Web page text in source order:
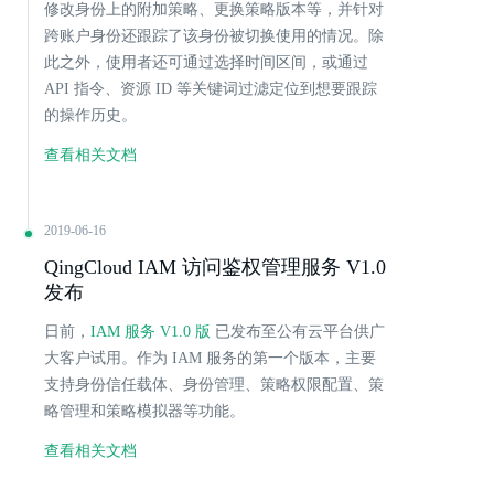
修改身份上的附加策略、更换策略版本等，并针对
跨账户身份还跟踪了该身份被切换使用的情况。除
此之外，使用者还可通过选择时间区间，或通过
API 指令、资源 ID 等关键词过滤定位到想要跟踪
的操作历史。
查看相关文档
2019-06-16
QingCloud IAM 访问鉴权管理服务 V1.0
发布
日前， IAM 服务 V1.0 版 已发布至公有云平台供广
大客户试用。作为 IAM 服务的第一个版本，主要
支持身份信任载体、身份管理、策略权限配置、策
略管理和策略模拟器等功能。
查看相关文档